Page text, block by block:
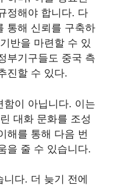
정해야 합니다. 다
통해 신뢰를 구축하
반을 마련할 수 있
부기구들도 중국 측
진할 수 있다.
함이 아닙니다. 이는
대화 문화를 조성
해를 통해 다음 번
을 줄 수 있습니다.
다. 더 늦기 전에